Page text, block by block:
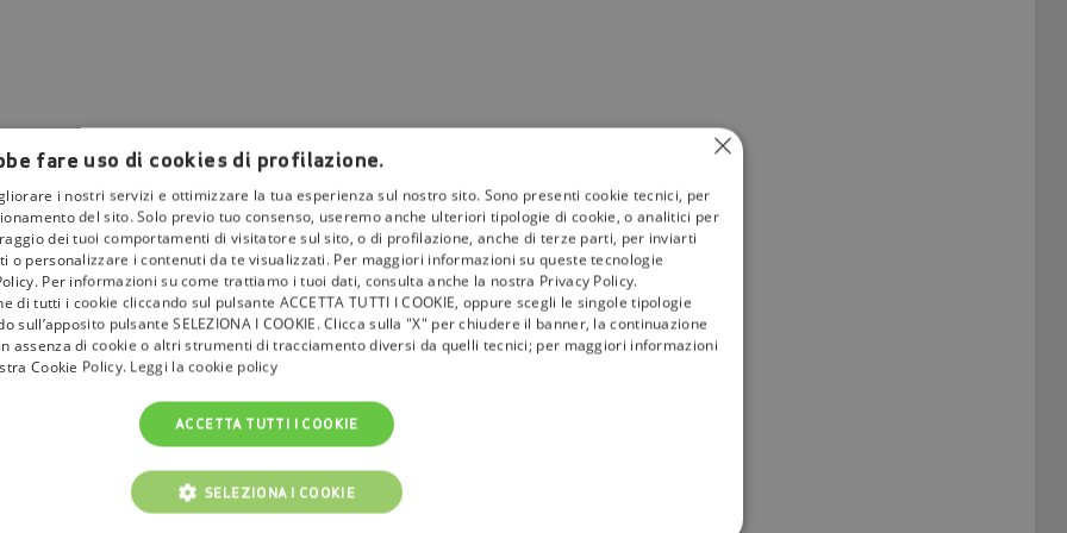
fare uso di cookies di profilazione.
i nostri servizi e ottimizzare la tua esperienza sul nostro sito. Sono presenti cookie tecnici, per
del sito. Solo previo tuo consenso, useremo anche ulteriori tipologie di cookie, o analitici per
dei tuoi comportamenti di visitatore sul sito, o di profilazione, anche di terze parti, per inviarti
o personalizzare i contenuti da te visualizzati. Per maggiori informazioni su queste tecnologie
Per informazioni su come trattiamo i tuoi dati, consulta anche la nostra Privacy Policy.
di tutti i cookie cliccando sul pulsante ACCETTA TUTTI I COOKIE, oppure scegli le singole tipologie
sull’apposito pulsante SELEZIONA I COOKIE. Clicca sulla "X" per chiudere il banner, la continuazione
assenza di cookie o altri strumenti di tracciamento diversi da quelli tecnici; per maggiori informazioni
Cookie Policy. Leggi la cookie policy
ACCETTA TUTTI I COOKIE
SELEZIONA I COOKIE